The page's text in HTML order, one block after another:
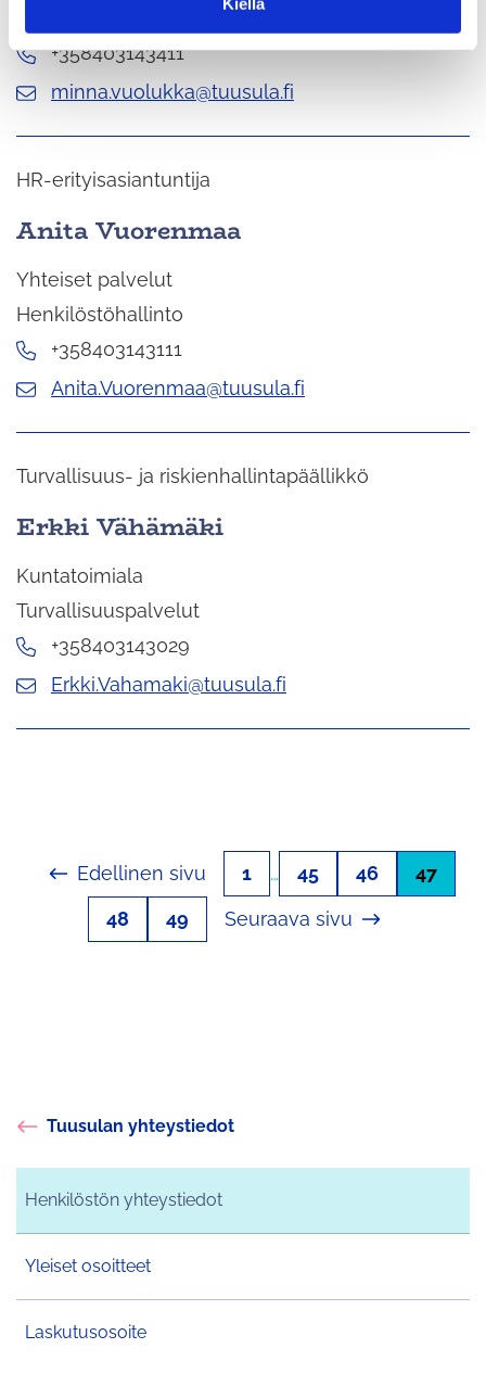
Tuusulan yhteystiedot
Henkilöstön yhteystiedot
Yleiset osoitteet
Laskutusosoite
+358403143411
minna.vuolukka@tuusula.fi
Anita Vuorenmaa
HR-erityisasiantuntija
Yhteiset palvelut
Henkilöstöhallinto
+358403143111
Anita.Vuorenmaa@tuusula.fi
Erkki Vähämäki
Turvallisuus- ja riskienhallintapäällikkö
Kuntatoimiala
Turvallisuuspalvelut
+358403143029
Erkki.Vahamaki@tuusula.fi
Edellinen sivu 1 … 45 46
47
48
49 Seuraava sivu